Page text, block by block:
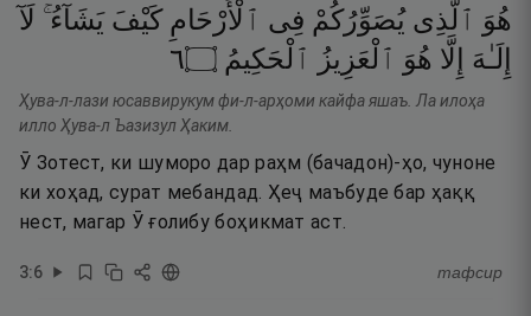
هُوَ ٱلَّذِى يُصَوِّرُكُمْ فِى ٱلْأَرْحَامِ كَيْفَ يَشَآءُ ۚ لَآ
إِلَـٰهَ
إِلَّا هُوَ ٱلْعَزِيزُ ٱلْحَكِيمُ ۝٦
Ҳува-л-лази юсаввирукум фи-л-арҳоми кайфа яшаъ. Ла илоҳа
илло Ҳува-л Ъазизул Ҳаким.
Ӯ Зотест, ки шуморо дар раҳм (бачадон)-ҳо, чуноне
ки хоҳад, сурат мебандад. Ҳеҷ маъбуде бар ҳаққ
нест, магар Ӯ ғолибу боҳикмат аст.
3:6 тафсир